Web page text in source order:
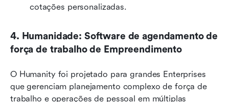
cotações personalizadas.
4. Humanidade: Software de agendamento de
força de trabalho de Empreendimento
O Humanity foi projetado para grandes Enterprises
que gerenciam planejamento complexo de força de
trabalho e operações de pessoal em múltiplas